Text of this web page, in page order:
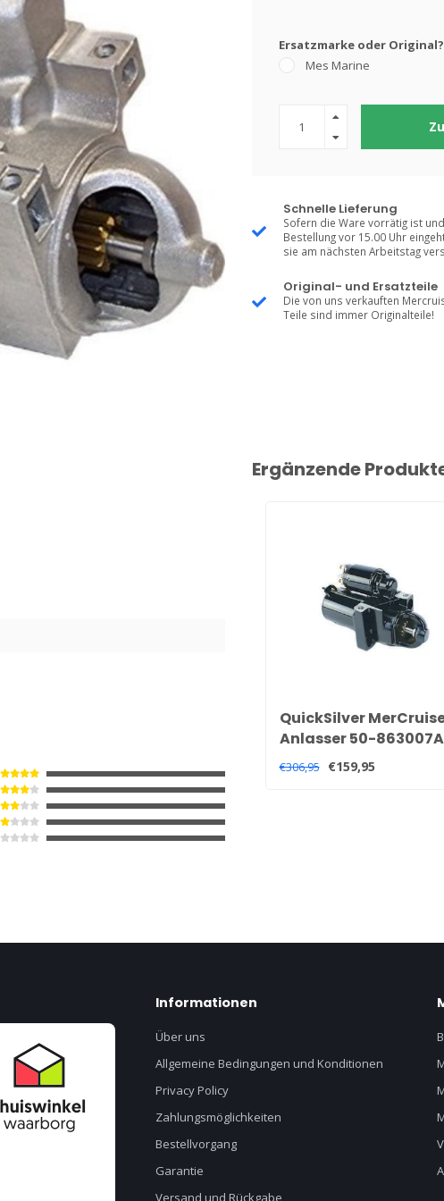
Ersatzmarke oder
Mes Marine
Schnelle Lieferung
Sofern die Ware vorrätig ist
Bestellung vor 15.00 Uhr
sie am nächsten Arbeitstag
Original- und Ersatzteile
Die von uns verkauften
Teile sind immer Originalteile!
Ergänzende
QuickSilver
Anlasser 50-
€306,95 €159,95
Informationen
Über uns
Allgemeine Bedingungen und Konditionen
Privacy Policy
Zahlungsmöglichkeiten
Bestellvorgang
Garantie
Versand und Rückgabe